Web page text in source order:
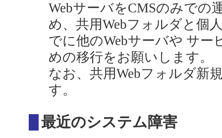
WebサーバをCMSのみでの
め、共用Webフォルダと個
でに他のWebサーバや サ
めの移行をお願いします。
なお、共用Webフォルダ新
す。
最近のシステム障害